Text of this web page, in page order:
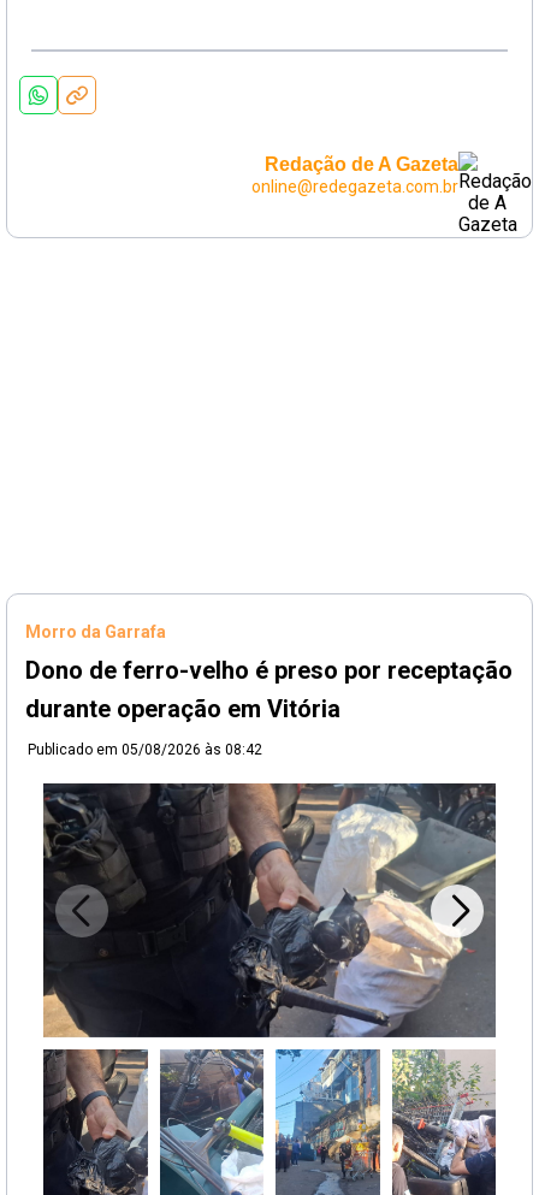
Redação de A Gazeta
online@redegazeta.com.br
Morro da Garrafa
Dono de ferro-velho é preso por receptação
durante operação em Vitória
Publicado em 05/08/2026 às 08:42